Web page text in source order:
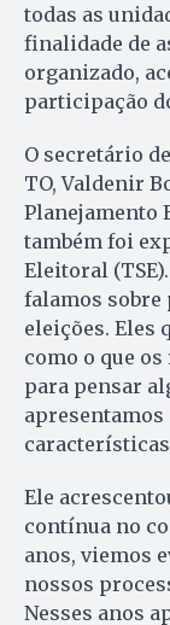
todas as
finalidade de
organizado,
participação
O secretário
TO, Valdenir
Planejamento
também foi
Eleitoral
falamos sobre
eleições. Eles
como o que
para pensar
apresentamos
Ele
contínua no
anos, viemos
nossos
Nesses anos